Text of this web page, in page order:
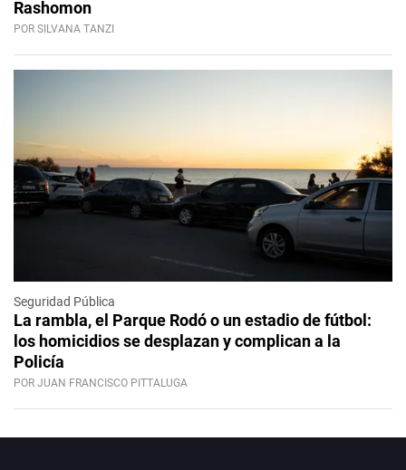
Rashomon
POR SILVANA TANZI
Seguridad Pública
La rambla, el Parque Rodó o un estadio de fútbol:
los homicidios se desplazan y complican a la
Policía
POR JUAN FRANCISCO PITTALUGA